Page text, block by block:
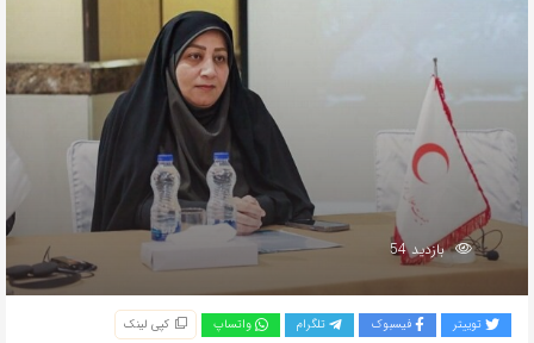
بازدید 54
توییتر فیسبوک تلگرام واتساپ کپی لینک